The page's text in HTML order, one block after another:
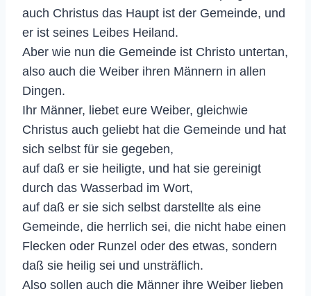
auch Christus das Haupt ist der Gemeinde, und
er ist seines Leibes Heiland.
Aber wie nun die Gemeinde ist Christo untertan,
also auch die Weiber ihren Männern in allen
Dingen.
Ihr Männer, liebet eure Weiber, gleichwie
Christus auch geliebt hat die Gemeinde und hat
sich selbst für sie gegeben,
auf daß er sie heiligte, und hat sie gereinigt
durch das Wasserbad im Wort,
auf daß er sie sich selbst darstellte als eine
Gemeinde, die herrlich sei, die nicht habe einen
Flecken oder Runzel oder des etwas, sondern
daß sie heilig sei und unsträflich.
Also sollen auch die Männer ihre Weiber lieben